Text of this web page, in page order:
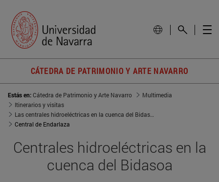
CÁTEDRA DE PATRIMONIO Y ARTE NAVARRO
Estás en:Cátedra de Patrimonio y Arte Navarro
Multimedia
Itinerarios y visitas
Central de Endarlaza
Centrales hidroeléctricas en la
cuenca del Bidasoa